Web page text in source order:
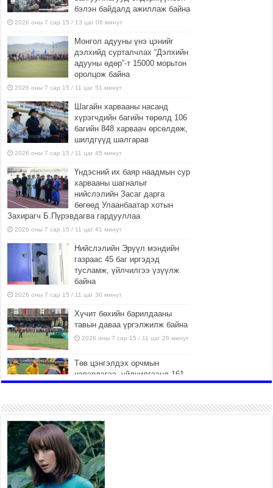
бэлэн байдалд ажиллаж байна
2026 оны 7 сар 15 / 13 цаг 06 минут
Монгол адууны үнэ цэнийг
дэлхийд сурталчлах “Дэлхийн
адууны өдөр”-т 15000 морьтон
оролцож байна
2026 оны 7 сар 15 / 11 цаг 51 минут
Шагайн харвааны насанд
хүрэгчдийн багийн төрөлд 106
багийн 848 харваач өрсөлдөж,
шилдгүүд шалгарав
2026 оны 7 сар 15 / 11 цаг 45 минут
Үндэсний их баяр наадмын сур
харвааны шагналыг
нийслэлийн Засаг дарга
бөгөөд Улаанбаатар хотын
Захирагч Б.Пүрэвдагва гардууллаа
2026 оны 7 сар 15 / 11 цаг 41 минут
Нийслэлийн Эрүүл мэндийн
газраас 45 баг иргэдэд
тусламж, үйлчилгээ үзүүлж
байна
2026 оны 7 сар 15 / 11 цаг 30 минут
Хүчит бөхийн барилдааны
тавын даваа үргэлжилж байна
2026 оны 7 сар 15 / 11 цаг 26 минут
Төв цэнгэлдэх орчмын
цэвэрлэгээ, үйлчилгээнд 161
ажилтан, 27 техниктэй
2026 оны 7 сар 15 / 11 цаг 22 минут
Наадмын амралтын өдрүүдэд нийслэлийн эрүүл
мэндийн байгууллагууд дараах хуваарийн дагуу
ажиллана
2026 оны 7 сар 15 / 11 цаг 18 минут
Үндэсний их баяр наадам эхэллээ